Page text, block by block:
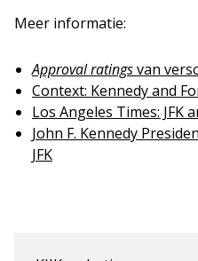
Meer informatie:
Approval ratingsvan
Context: Kennedy and
Los Angeles Times: JFK
John F. Kennedy
JFK